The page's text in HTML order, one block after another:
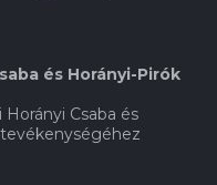
és Horányi-Pirók
Csaba és